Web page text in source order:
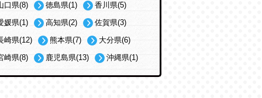
口県(8)
徳島県(1)
香川県(5)
媛県(1)
高知県(2)
佐賀県(3)
崎県(12)
熊本県(7)
大分県(6)
崎県(8)
鹿児島県(13) 沖縄県(1)